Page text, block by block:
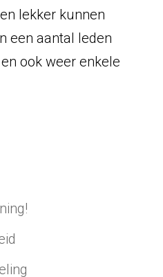
lekker kunnen
een aantal leden
ook weer enkele